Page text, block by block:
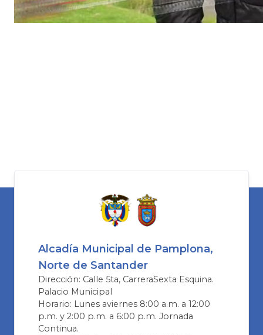
Alcadía Municipal de Pamplona,
Norte de Santander
Dirección: Calle 5ta, CarreraSexta Esquina.
Palacio Municipal
Horario: Lunes aviernes 8:00 a.m. a 12:00
p.m. y 2:00 p.m. a 6:00 p.m. Jornada
Continua.